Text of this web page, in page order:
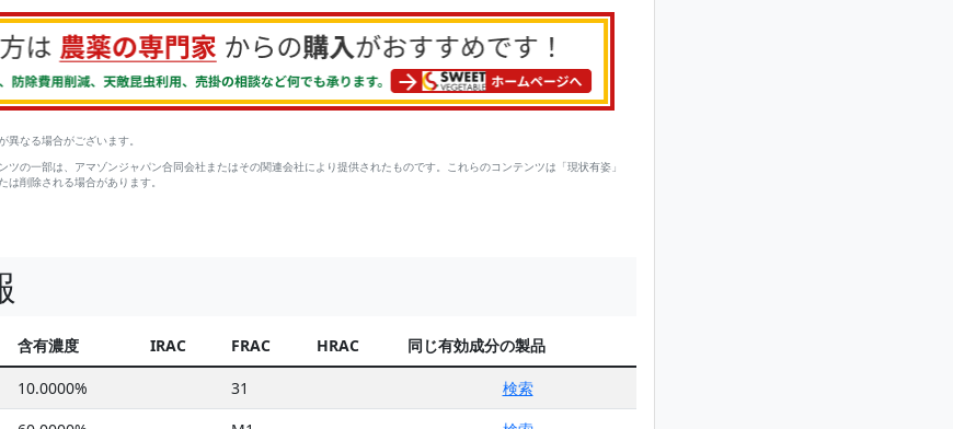
異なる場合がございます。
ツの一部は、アマゾンジャパン合同会社またはその関連会社により提供されたものです。これらのコンテンツは「現状有姿」
削除される場合があります。
含有濃度 IRAC FRAC HRAC 同じ有効成分の製品
10.0000% 31
検索